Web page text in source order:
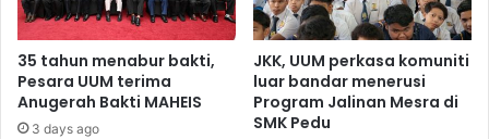
35 tahun menabur bakti,
Pesara UUM terima
Anugerah Bakti MAHEIS
3 days ago
JKK, UUM perkasa komuniti
luar bandar menerusi
Program Jalinan Mesra di
SMK Pedu